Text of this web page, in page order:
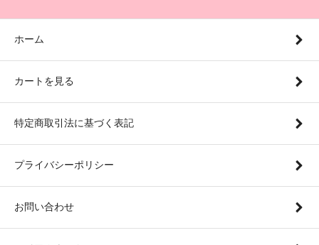
ホーム
カートを見る
特定商取引法に基づく表記
プライバシーポリシー
お問い合わせ